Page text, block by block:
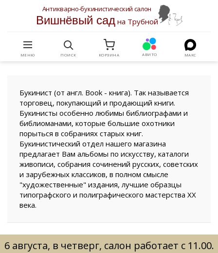
Антикварно-букинистический салон
Вишнёвый садна Трубной
МЕНЮ ПОИСК КОРЗИНА АВИТО МАКС
Букинист (от англ. Book - книга). Так называется
торговец, покупающий и продающий книги.
Букинисты особенно любимы библиографами и
библиоманами, которые большие охотники
порыться в собраниях старых книг.
Букинистический отдел нашего магазина
предлагает Вам альбомы по искусству, каталоги
живописи, собрания сочинений русских, советских
и зарубежных классиков, в полном смысле
"художественные" издания, лучшие образцы
типографского и полиграфического мастерства XX
века.
6 августа, в четверг, салон работает с 11.00.